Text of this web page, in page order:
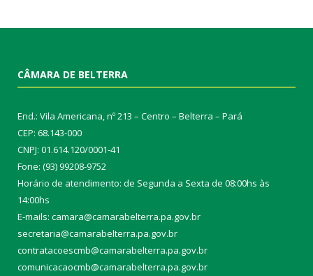
CÂMARA DE BELTERRA
End.: Vila Americana, nº 213 – Centro – Belterra – Pará
CEP: 68.143-000
CNPJ: 01.614.120/0001-41
Fone: (93) 99208-9752
Horário de atendimento: de Segunda a Sexta de 08:00hs às
14:00hs
E-mails: camara@camarabelterra.pa.gov.br
secretaria@camarabelterra.pa.gov.br
contratacoescmb@camarabelterra.pa.gov.br
comunicacaocmb@camarabelterra.pa.gov.br